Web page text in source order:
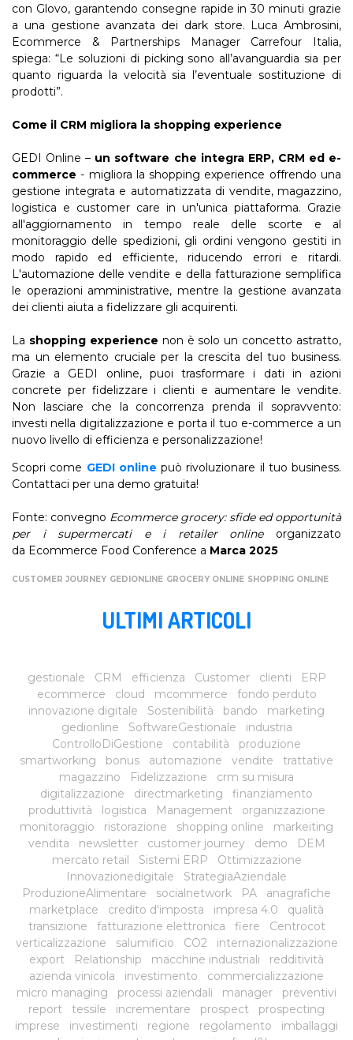
con Glovo, garantendo consegne rapide in 30 minuti grazie
a una gestione avanzata dei dark store. Luca Ambrosini,
Ecommerce & Partnerships Manager Carrefour Italia,
spiega: “Le soluzioni di picking sono all’avanguardia sia per
quanto riguarda la velocità sia l’eventuale sostituzione di
prodotti”.
Come il CRM migliora la shopping experience
GEDI Online – un software che integra ERP, CRM ed e-
commerce - migliora la shopping experience offrendo una
gestione integrata e automatizzata di vendite, magazzino,
logistica e customer care in un'unica piattaforma. Grazie
all'aggiornamento in tempo reale delle scorte e al
monitoraggio delle spedizioni, gli ordini vengono gestiti in
modo rapido ed efficiente, riducendo errori e ritardi.
L'automazione delle vendite e della fatturazione semplifica
le operazioni amministrative, mentre la gestione avanzata
dei clienti aiuta a fidelizzare gli acquirenti.
La shopping experience non è solo un concetto astratto,
ma un elemento cruciale per la crescita del tuo business.
Grazie a GEDI online, puoi trasformare i dati in azioni
concrete per fidelizzare i clienti e aumentare le vendite.
Non lasciare che la concorrenza prenda il sopravvento:
investi nella digitalizzazione e porta il tuo e-commerce a un
nuovo livello di efficienza e personalizzazione!
Scopri come GEDI online può rivoluzionare il tuo business.
Contattaci per una demo gratuita!
Fonte: convegno Ecommerce grocery: sfide ed opportunità
per i supermercati e i retailer onlineorganizzato
da Ecommerce Food Conference a Marca 2025
CUSTOMER JOURNEY GEDIONLINE GROCERY ONLINE SHOPPING ONLINE
ULTIMI ARTICOLI
gestionale CRM efficienza Customer clienti
ERP
ecommerce
cloud mcommerce
fondo perduto
innovazione digitale
Sostenibilità bando
marketing
gedionline
SoftwareGestionale
industria
ControlloDiGestione
contabilità
produzione
smartworking
bonus automazione vendite
trattative
magazzino
Fidelizzazione
crm su misura
digitalizzazione
directmarketing
finanziamento
produttività
logistica Management
organizzazione
monitoraggio
ristorazione shopping online
markeiting
vendita
newsletter customer journey demo
DEM
mercato retail
Sistemi ERP
Ottimizzazione
Innovazionedigitale
StrategiaAziendale
ProduzioneAlimentare
socialnetwork PA
anagrafiche
marketplace
credito d'imposta impresa 4.0
qualità
transizione
fatturazione elettronica fiere
Centrocot
verticalizzazione
salumificio CO2
internazionalizzazione
export
Relationship macchine industriali
redditività
azienda vinicola
investimento
commercializzazione
micro managing
processi aziendali manager
preventivi
report
tessile incrementare prospect
prospecting
imprese
investimenti regione regolamento
imballaggi